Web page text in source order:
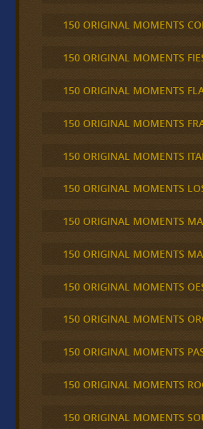
150 ORIGINAL MOMENTS
150 ORIGINAL MOMENTS
150 ORIGINAL MOMENTS
150 ORIGINAL MOMENTS
150 ORIGINAL MOMENTS
150 ORIGINAL MOMENTS
150 ORIGINAL MOMENTS
150 ORIGINAL MOMENTS
150 ORIGINAL MOMENTS
150 ORIGINAL MOMENTS
150 ORIGINAL MOMENTS
150 ORIGINAL MOMENTS
150 ORIGINAL MOMENTS